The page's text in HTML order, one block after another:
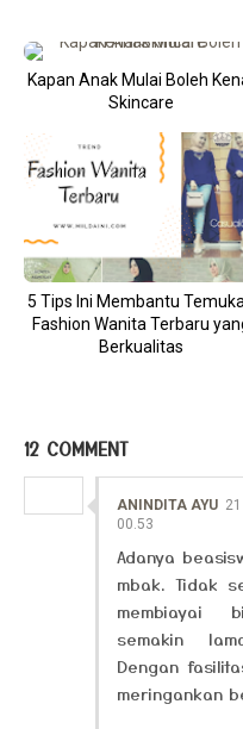
Kapan Anak Mulai Boleh
Skincare
5 Tips Ini Membantu
Fashion Wanita Terbaru
Berkualitas
12 COMMENT
ANINDITA AYU
00.53
Adanya
mbak. Tidak
membiayai
semakin
Dengan
meringankan